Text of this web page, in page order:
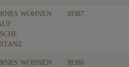
38387
38386